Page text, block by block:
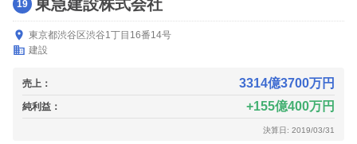
19 東急建設株式会社
東京都渋谷区渋谷1丁目16番14号
建設
売上： 3314億3700万円
純利益： 155億400万円
決算日: 2019/03/31